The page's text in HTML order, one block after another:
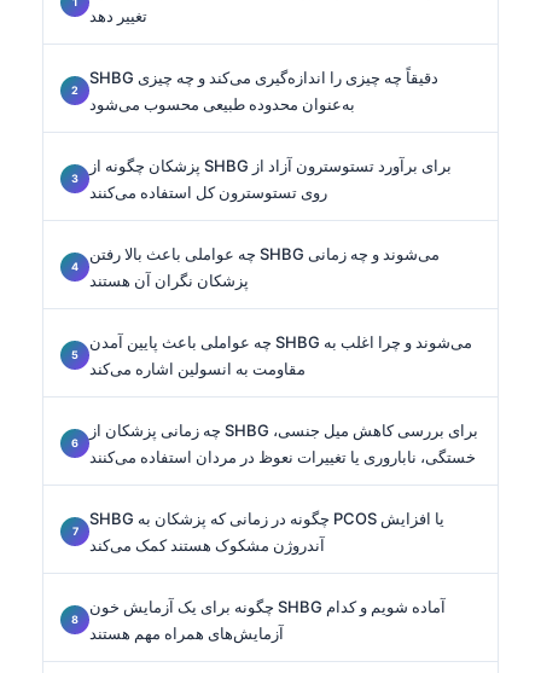
تغییر دهد
SHBG دقیقاً چه چیزی را اندازه‌گیری می‌کند و چه چیزی
به‌عنوان محدوده طبیعی محسوب می‌شود
پزشکان چگونه از SHBG برای برآورد تستوسترون آزاد از
روی تستوسترون کل استفاده می‌کنند
چه عواملی باعث بالا رفتن SHBG می‌شوند و چه زمانی
پزشکان نگران آن هستند
چه عواملی باعث پایین آمدن SHBG می‌شوند و چرا اغلب به
مقاومت به انسولین اشاره می‌کند
چه زمانی پزشکان از SHBG برای بررسی کاهش میل جنسی،
خستگی، ناباروری یا تغییرات نعوظ در مردان استفاده می‌کنند
SHBG چگونه در زمانی که پزشکان به PCOS یا افزایش
آندروژن مشکوک هستند کمک می‌کند
چگونه برای یک آزمایش خون SHBG آماده شویم و کدام
آزمایش‌های همراه مهم هستند